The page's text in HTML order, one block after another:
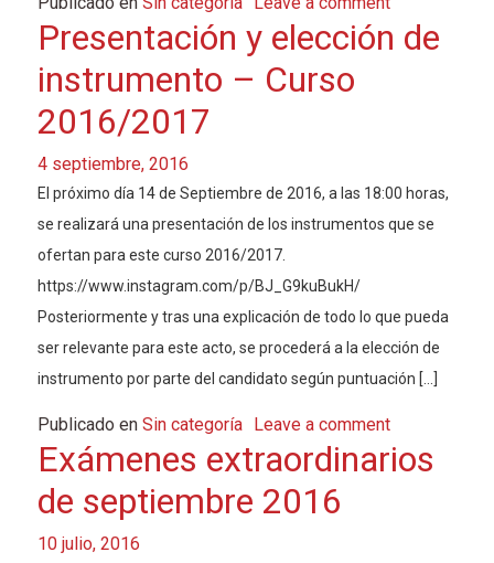
Presentación y elección de
instrumento – Curso
2016/2017
4 septiembre, 2016
El próximo día 14 de Septiembre de 2016, a las 18:00 horas,
se realizará una presentación de los instrumentos que se
ofertan para este curso 2016/2017.
https://www.instagram.com/p/BJ_G9kuBukH/
Posteriormente y tras una explicación de todo lo que pueda
ser relevante para este acto, se procederá a la elección de
instrumento por parte del candidato según puntuación […]
Publicado en Sin categoría Leave a comment
Exámenes extraordinarios
de septiembre 2016
10 julio, 2016